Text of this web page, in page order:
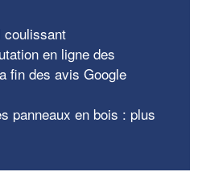
coulissant
en ligne des
fin des avis Google
panneaux en bois : plus